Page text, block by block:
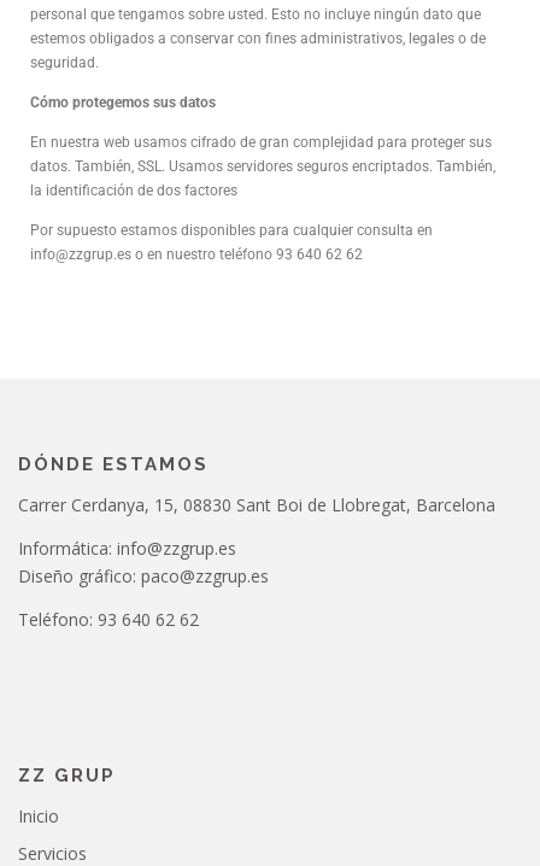
personal que tengamos sobre usted. Esto no incluye ningún dato que
estemos obligados a conservar con fines administrativos, legales o de
seguridad.
Cómo protegemos sus datos
En nuestra web usamos cifrado de gran complejidad para proteger sus
datos. También, SSL. Usamos servidores seguros encriptados. También,
la identificación de dos factores
Por supuesto estamos disponibles para cualquier consulta en
info@zzgrup.es o en nuestro teléfono 93 640 62 62
DÓNDE ESTAMOS
Carrer Cerdanya, 15, 08830 Sant Boi de Llobregat, Barcelona
Informática: info@zzgrup.es
Diseño gráfico: paco@zzgrup.es
Teléfono: 93 640 62 62
ZZ GRUP
Inicio
Servicios